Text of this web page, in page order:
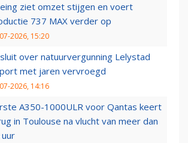
ziet omzet stijgen en voert
737 MAX verder op
2026, 15:20
over natuurvergunning Lelystad
met jaren vervroegd
2026, 14:16
A350-1000ULR voor Qantas keert
in Toulouse na vlucht van meer dan